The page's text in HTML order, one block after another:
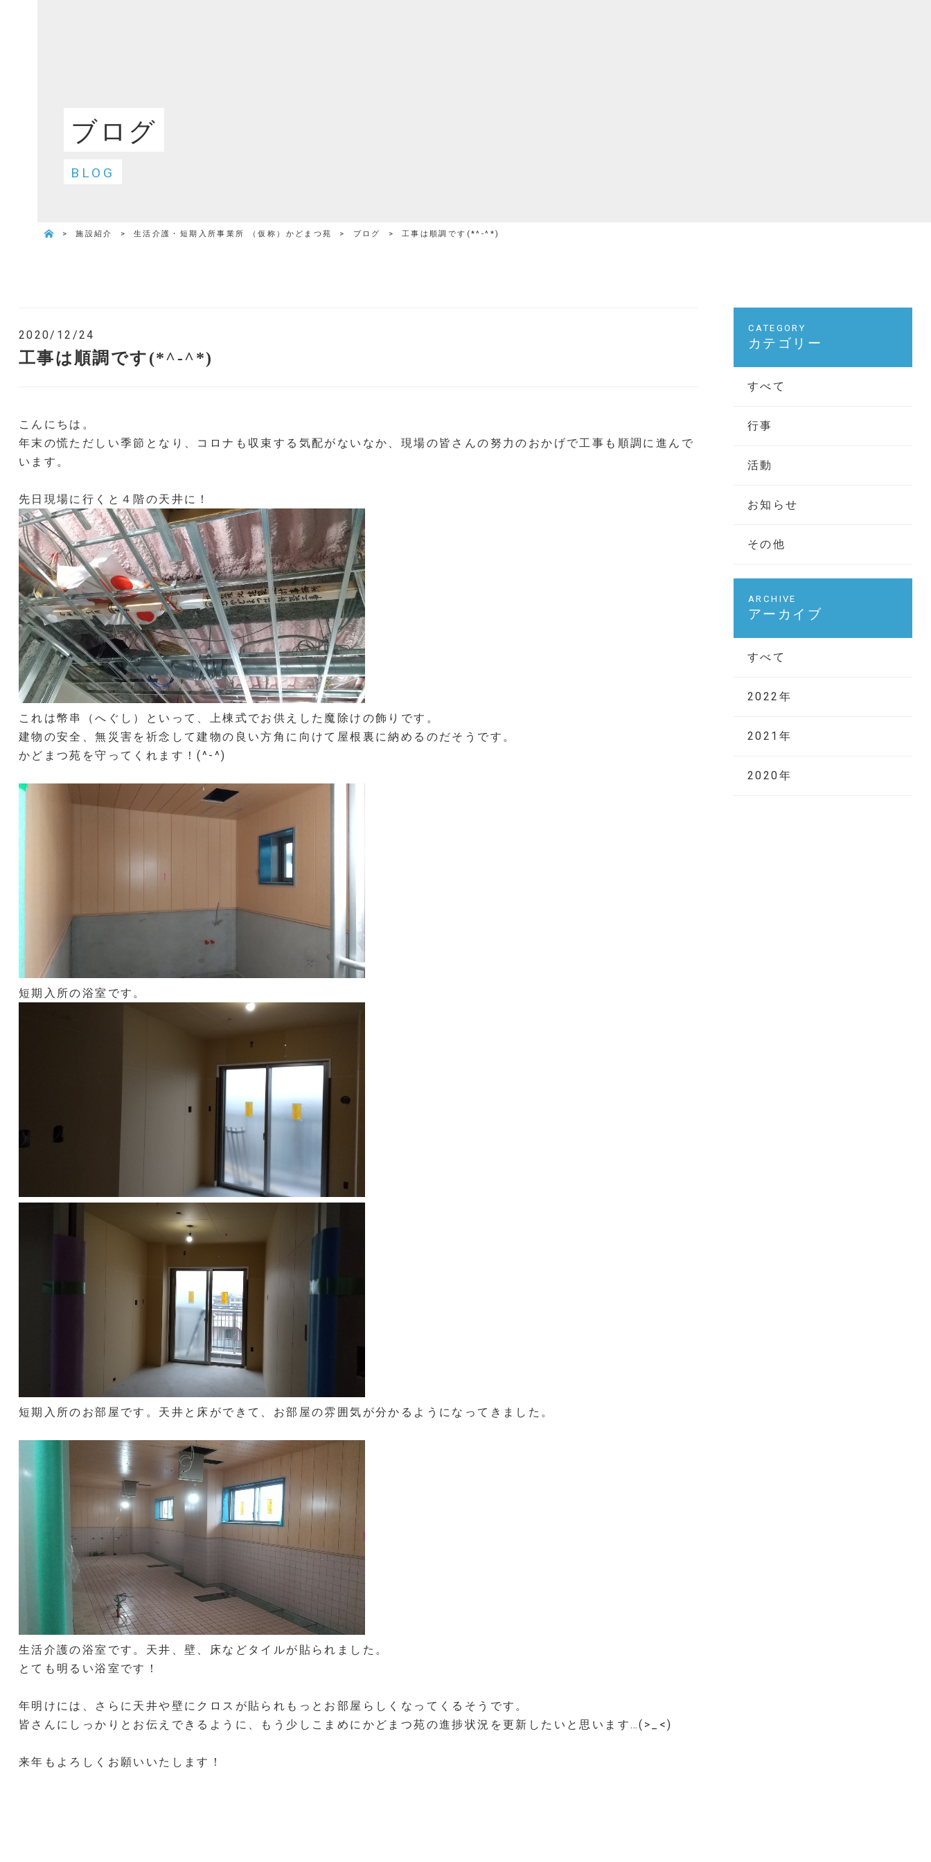
ブログ
BLOG
>施設紹介 > 生活介護・短期入所事業所 （仮称）かどまつ苑 > ブログ > 工事は順調です(*^-^*)
2020/12/24
工事は順調です(*^-^*)
こんにちは。
年末の慌ただしい季節となり、コロナも収束する気配がないなか、現場の皆さんの努力のおかげで工事も順調に進んで
います。
先日現場に行くと４階の天井に！
これは幣串（へぐし）といって、上棟式でお供えした魔除けの飾りです。
建物の安全、無災害を祈念して建物の良い方角に向けて屋根裏に納めるのだそうです。
かどまつ苑を守ってくれます！(^-^)
短期入所の浴室です。
短期入所のお部屋です。天井と床ができて、お部屋の雰囲気が分かるようになってきました。
生活介護の浴室です。天井、壁、床などタイルが貼られました。
とても明るい浴室です！
年明けには、さらに天井や壁にクロスが貼られもっとお部屋らしくなってくるそうです。
皆さんにしっかりとお伝えできるように、もう少しこまめにかどまつ苑の進捗状況を更新したいと思います…(>_<)
来年もよろしくお願いいたします！
カテゴリー
すべて
行事
活動
お知らせ
その他
アーカイブ
すべて
2022年
2021年
2020年